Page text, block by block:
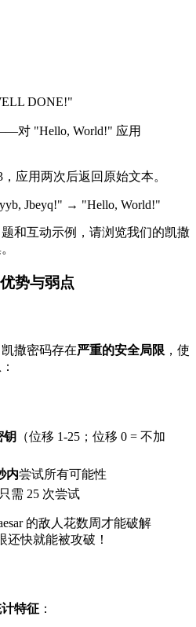
DONE!"
对 "Hello, World!" 应用
，应用两次后返回原始文本。
Jbeyq!" → "Hello, World!"
和互动示例，请浏览我们的凯撒
势与弱点
撒密码存在严重的安全局限 ，使
钥
（位移 1-25；位移 0 = 不加
内尝试所有可能性
需 25 次尝试
的敌人花数周才能破解
还快就能被攻破！
特征 ：